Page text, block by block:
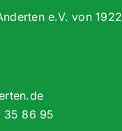
e.V. von 1922
35 86 95